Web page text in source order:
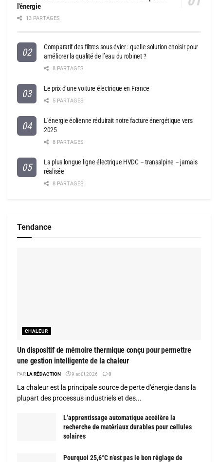
l’énergie
13 PARTAGES
Comparatif des filtres sous évier : quelle solution choisir pour
améliorer la qualité de l’eau du robinet ?
8 PARTAGES
Le prix d’une voiture électrique en France
5 PARTAGES
L’énergie éolienne réduirait notre facture énergétique vers
2025
8 PARTAGES
La plus longue ligne électrique HVDC – transalpine – jamais
réalisée
8 PARTAGES
Tendance
CHALEUR
Un dispositif de mémoire thermique conçu pour permettre
une gestion intelligente de la chaleur
PARLA RÉDACTION 9 août 2026 0
La chaleur est la principale source de perte d'énergie dans la
plupart des processus industriels et des...
L’apprentissage automatique accélère la
recherche de matériaux durables pour cellules
solaires
Pourquoi 25,6°C n’est pas le bon réglage de